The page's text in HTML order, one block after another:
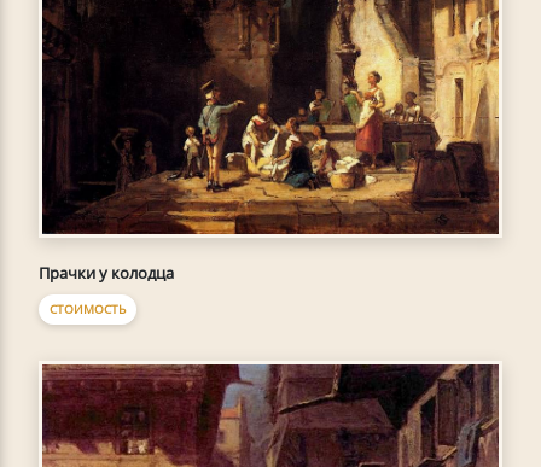
Прачки у колодца
СТОИМОСТЬ